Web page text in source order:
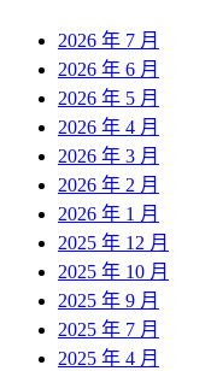
2026 年 7 月
2026 年 6 月
2026 年 5 月
2026 年 4 月
2026 年 3 月
2026 年 2 月
2026 年 1 月
2025 年 12 月
2025 年 10 月
2025 年 9 月
2025 年 7 月
2025 年 4 月